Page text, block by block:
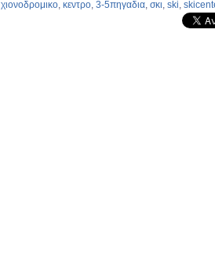
χιονοδρομικο, κεντρο, 3-5πηγαδια, σκι, ski,